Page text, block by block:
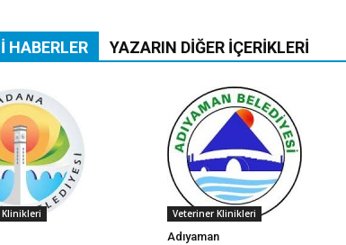
HABERLER YAZARIN DIĞER İÇERIKLERI
Veteriner Klinikleri
Adıyaman